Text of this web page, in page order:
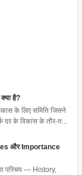
है?
के लिए समिति जिसने
दर के विकास के तौर-त...
और Importance
परिचय — History,